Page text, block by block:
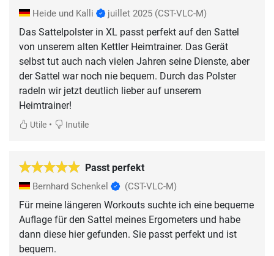
Heide und Kalli juillet 2025 (CST-VLC-M)
Das Sattelpolster in XL passt perfekt auf den Sattel
von unserem alten Kettler Heimtrainer. Das Gerät
selbst tut auch nach vielen Jahren seine Dienste, aber
der Sattel war noch nie bequem. Durch das Polster
radeln wir jetzt deutlich lieber auf unserem
Heimtrainer!
Utile • Inutile
Passt perfekt
Bernhard Schenkel (CST-VLC-M)
Für meine längeren Workouts suchte ich eine bequeme
Auflage für den Sattel meines Ergometers und habe
dann diese hier gefunden. Sie passt perfekt und ist
bequem.